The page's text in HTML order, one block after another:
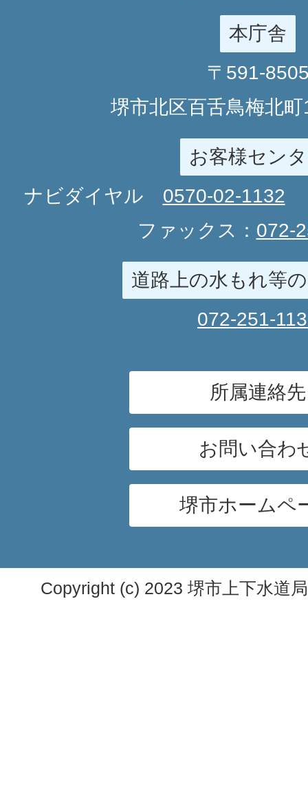
本庁舎
〒591-
堺市北区百舌鳥梅北
お客様セン
ナビダイヤル 0570-02-1132
ファックス： 072-
道路上の水もれ等
072-251-
所属連絡先
お問い合わ
堺市ホームペ
Copyright (c) 2023 堺市上下水道